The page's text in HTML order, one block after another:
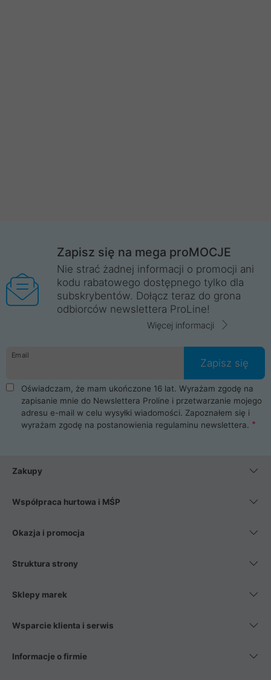
Zapisz się na mega proMOCJE
Nie strać żadnej informacji o promocji ani
kodu rabatowego dostępnego tylko dla
subskrybentów. Dołącz teraz do grona
odbiorców newslettera ProLine!
Więcej informacji
Email
Zapisz się
Oświadczam, że mam ukończone 16 lat. Wyrażam zgodę na
zapisanie mnie do Newslettera Proline i przetwarzanie mojego
adresu e-mail w celu wysyłki wiadomości. Zapoznałem się i
wyrażam zgodę na postanowienia regulaminu newslettera.
Zakupy
Współpraca hurtowa i MŚP
Okazja i promocja
Struktura strony
Sklepy marek
Wsparcie klienta i serwis
Informacje o firmie